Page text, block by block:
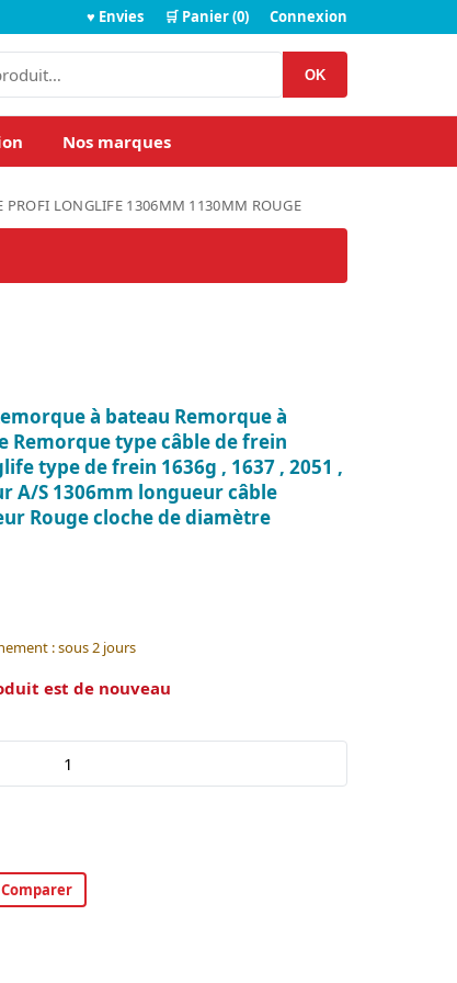
♥ Envies 🛒 Panier (0) Connexion
OK
Nos marques
PROFI LONGLIFE 1306MM 1130MM ROUGE
à bateau Remorque à
Remorque type câble de frein
type de frein 1636g , 1637 , 2051 ,
A/S 1306mm longueur câble
Rouge cloche de diamètre
: sous 2 jours
est de nouveau